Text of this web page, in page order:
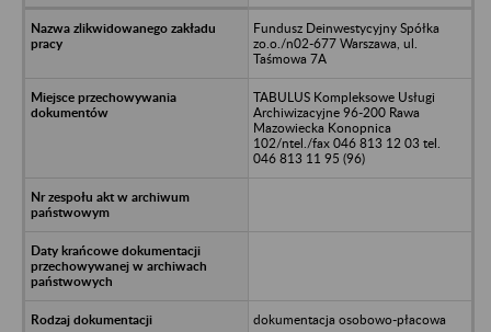
Fundusz Deinwestycyjny Spółka
zo.o./n02-677 Warszawa, ul.
Taśmowa 7A
TABULUS Kompleksowe Usługi
Archiwizacyjne 96-200 Rawa
Mazowiecka Konopnica
102/ntel./fax 046 813 12 03 tel.
046 813 11 95 (96)
dokumentacja osobowo-płacowa